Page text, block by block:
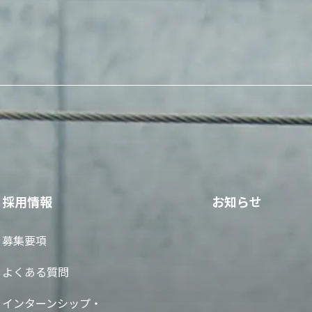
採用情報
募集要項
よくある質問
インターンシップ・
お知らせ